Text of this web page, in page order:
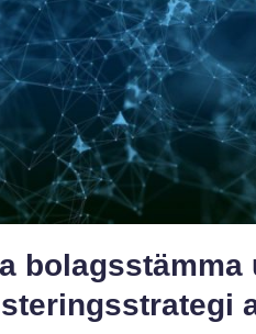
bolagsstämma